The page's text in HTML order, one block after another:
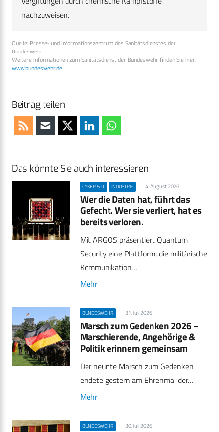
nachzuweisen.
Quelle: Presse- und Informationszentrum des Sanitätsdienstes der
Bundeswehr
Weitere Informationen zum Sanitätsdienst der Bundeswehr finden Sie hier:
www.bundeswehr.de
Beitrag teilen
Das könnte Sie auch interessieren
CYBER & IT INDUSTRIE 4. August 2026
Wer die Daten hat, führt das
Gefecht. Wer sie verliert, hat es
bereits verloren.
Mit ARGOS präsentiert Quantum
Security eine Plattform, die militärische
Kommunikation…
Mehr
BUNDESWEHR 31. Juli 2026
Marsch zum Gedenken 2026 –
Marschierende, Angehörige &
Politik erinnern gemeinsam
Der neunte Marsch zum Gedenken
endete gestern am Ehrenmal der…
Mehr
BUNDESWEHR 30. Juli 2026